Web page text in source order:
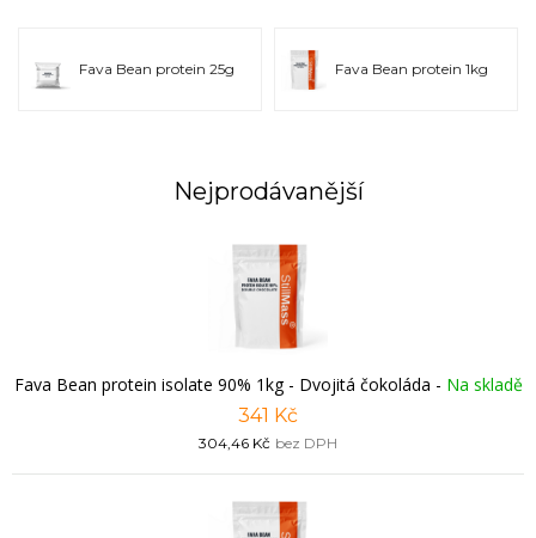
Fava Bean protein 25g Fava Bean protein 1kg
Nejprodávanější
Fava Bean protein isolate 90% 1kg - Dvojitá čokoláda - Na skladě
341 Kč
304,46 Kč bez DPH